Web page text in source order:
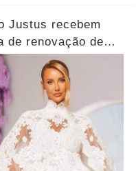
Justus recebem
de renovação de